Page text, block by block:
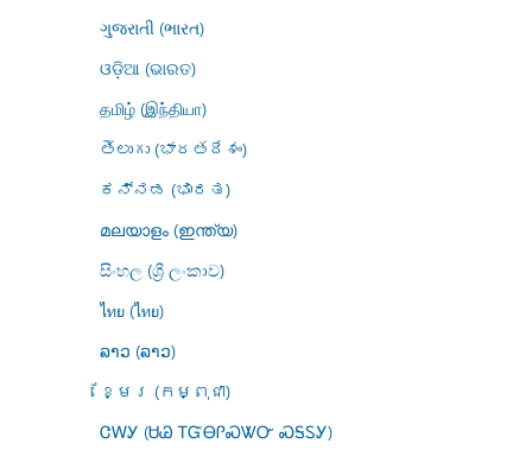
ગુજરાતી (ભારત)
ଓଡ଼ିଆ (ଭାରତ)
தமிழ் (இந்தியா)
తెలుగు (భారతదేశం)
ಕನ್ನಡ (ಭಾರತ)
മലയാളം (ഇന്ത്യ)
සිංහල (ශ්‍රී ලංකාව)
ไทย (ไทย)
ລາວ (ລາວ)
ខ្មែរ (កម្ពុជា)
ᏣᎳᎩ (ᏌᏊ ᎢᏳᎾᎵᏍᏔᏅ ᏍᎦᏚᎩ)